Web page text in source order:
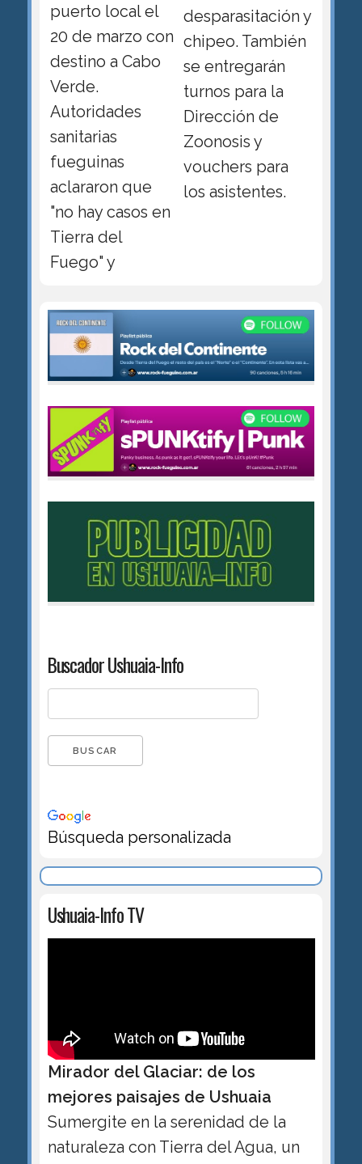
puerto local el
20 de marzo con
destino a Cabo
Verde.
Autoridades
sanitarias
fueguinas
aclararon que
"no hay casos en
Tierra del
Fuego" y
desparasitación y
chipeo. También
se entregarán
turnos para la
Dirección de
Zoonosis y
vouchers para
los asistentes.
Buscador Ushuaia-Info
Búsqueda personalizada
Ushuaia-Info TV
Mirador del Glaciar: de los
mejores paisajes de Ushuaia
Sumergite en la serenidad de la
naturaleza con Tierra del Agua, un